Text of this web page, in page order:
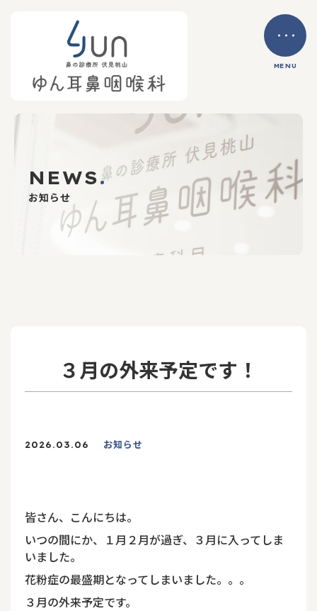
MENU
NEWS.
お知らせ
３月の外来予定です！
2026.03.06 お知らせ
皆さん、こんにちは。
いつの間にか、１月２月が過ぎ、３月に入ってしま
いました。
花粉症の最盛期となってしまいました。。。
３月の外来予定です。